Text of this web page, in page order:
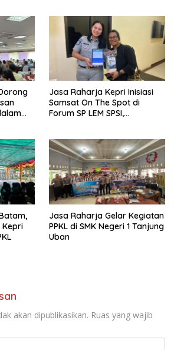
Indonesia
Jasa Raharja Kepri Inisiasi
Samsat On The Spot di
Forum SP LEM SPSI,
Cepat
Kepri
Jasa Raharja Gelar Kegiatan
PPKL di SMK Negeri 1 Tanjung
Uban
akan dipublikasikan. Ruas yang wajib